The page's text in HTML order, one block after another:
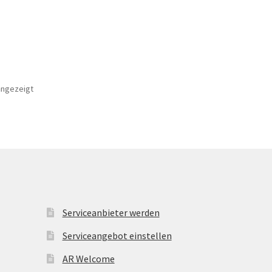
Nach
Serviceanbieter werden
Serviceangebot einstellen
AR Welcome